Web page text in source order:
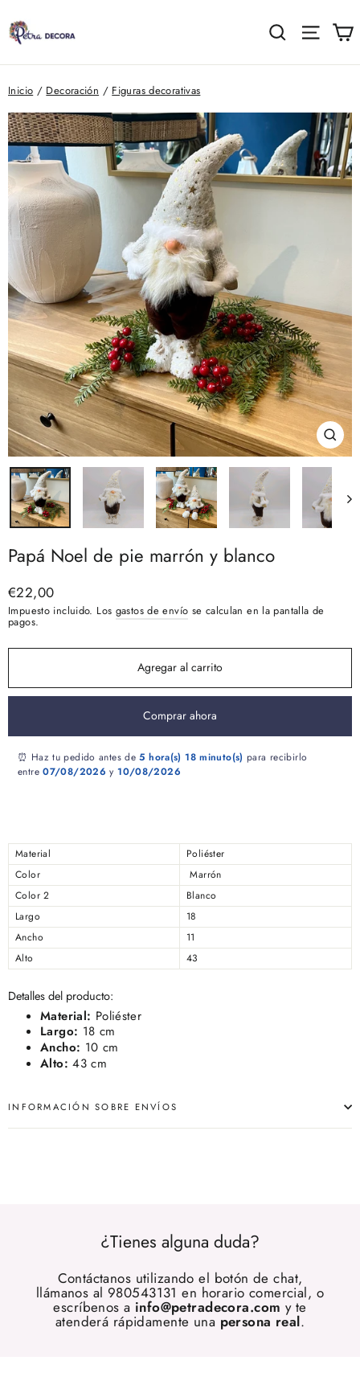
directamente
contenido
Buscar
Inicio / Decoración / Figuras decorativas
(esc)
Papá Noel de pie marrón y blanco
Precio
habitual
€22,00
Impuesto incluido. Los gastos de envío se calculan en la pantalla de
pagos.
Agregar al carrito
Comprar ahora
⏰ Haz tu pedido antes de5 hora(s) 18 minuto(s) para recibirlo
entre07/08/2026 y10/08/2026
Material
Poliéster
Color
Marrón
Color 2
Blanco
Largo
18
Ancho
11
Alto
43
Detalles del producto:
Material: Poliéster
Largo: 18 cm
Ancho: 10 cm
Alto: 43 cm
INFORMACIÓN SOBRE ENVÍOS
¿Tienes alguna duda?
Contáctanos utilizando el botón de chat,
llámanos al 980543131 en horario comercial, o
escríbenos a info@petradecora.com y te
atenderá rápidamente una persona real.